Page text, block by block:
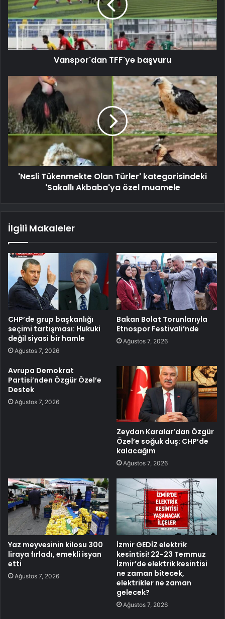
Vanspor'dan TFF'ye başvuru
'Nesli Tükenmekte Olan Türler' kategorisindeki
'Sakallı Akbaba'ya özel muamele
İlgili Makaleler
CHP’de grup başkanlığı
seçimi tartışması: Hukuki
değil siyasi bir hamle
Ağustos 7, 2026
Bakan Bolat Torunlarıyla
Etnospor Festivali’nde
Ağustos 7, 2026
Avrupa Demokrat
Partisi’nden Özgür Özel’e
Destek
Ağustos 7, 2026
Zeydan Karalar’dan Özgür
Özel’e soğuk duş: CHP’de
kalacağım
Ağustos 7, 2026
Yaz meyvesinin kilosu 300
liraya fırladı, emekli isyan
etti
Ağustos 7, 2026
İzmir GEDİZ elektrik
kesintisi! 22-23 Temmuz
İzmir’de elektrik kesintisi
ne zaman bitecek,
elektrikler ne zaman
gelecek?
Ağustos 7, 2026